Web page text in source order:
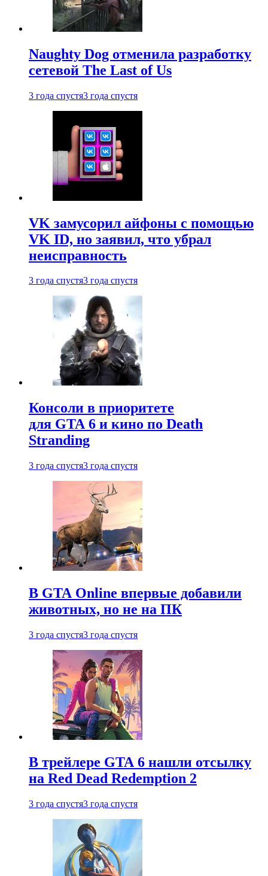
Naughty Dog отменила разработку
сетевой The Last of Us
3 года спустя3 года спустя
VK замусорил айфоны с помощью
VK ID, но заявил, что убрал
неисправность
3 года спустя3 года спустя
Консоли в приоритете
для GTA 6 и кино по Death
Stranding
3 года спустя3 года спустя
В GTA Online впервые добавили
животных, но не на ПК
3 года спустя3 года спустя
В трейлере GTA 6 нашли отсылку
на Red Dead Redemption 2
3 года спустя3 года спустя